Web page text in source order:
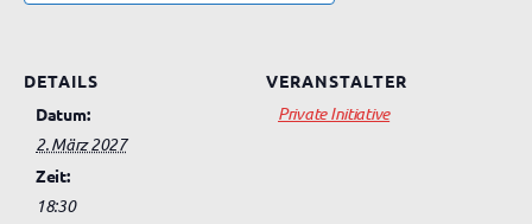
DETAILS
Datum:
2. März 2027
Zeit:
18:30
VERANSTALTER
Private Initiative